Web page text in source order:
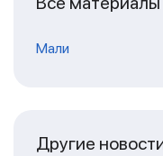
Мали
Другие